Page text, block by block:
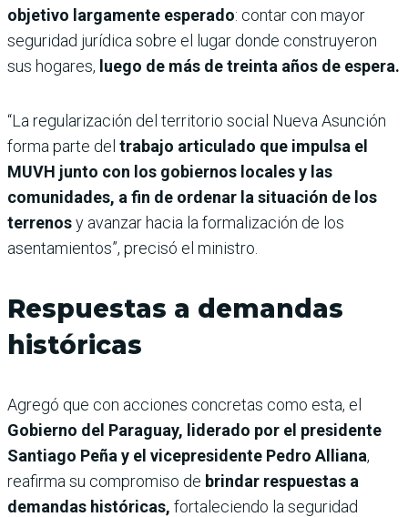
objetivo largamente esperado: contar con mayor
seguridad jurídica sobre el lugar donde construyeron
sus hogares, luego de más de treinta años de espera.
“La regularización del territorio social Nueva Asunción
forma parte del trabajo articulado que impulsa el
MUVH junto con los gobiernos locales y las
comunidades, a fin de ordenar la situación de los
terrenosy avanzar hacia la formalización de los
asentamientos”, precisó el ministro.
Respuestas a demandas
históricas
Agregó que con acciones concretas como esta, el
Gobierno del Paraguay, liderado por el presidente
Santiago Peña y el vicepresidente Pedro Alliana,
reafirma su compromiso de brindar respuestas a
demandas históricas, fortaleciendo la seguridad